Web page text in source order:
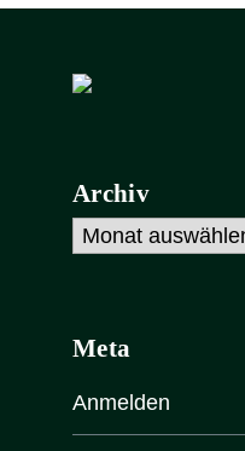
Archiv
Archiv
Meta
Anmelden